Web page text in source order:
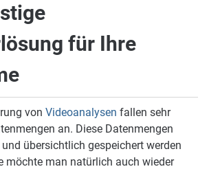
für Ihre
von Videoanalysen fallen sehr
an. Diese Datenmengen
übersichtlich gespeichert werden
möchte man natürlich auch wieder